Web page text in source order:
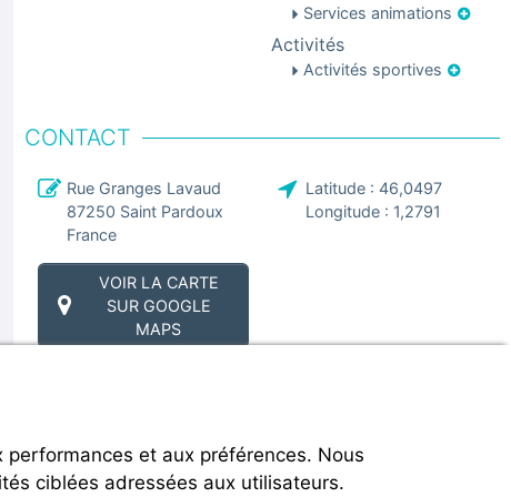
Services animations
Activités
Activités sportives
CONTACT
Rue Granges Lavaud
87250 Saint Pardoux
France
Latitude : 46,0497
Longitude : 1,2791
VOIR LA CARTE
SUR GOOGLE
MAPS
et aux préférences. Nous
ciblées adressées aux utilisateurs.